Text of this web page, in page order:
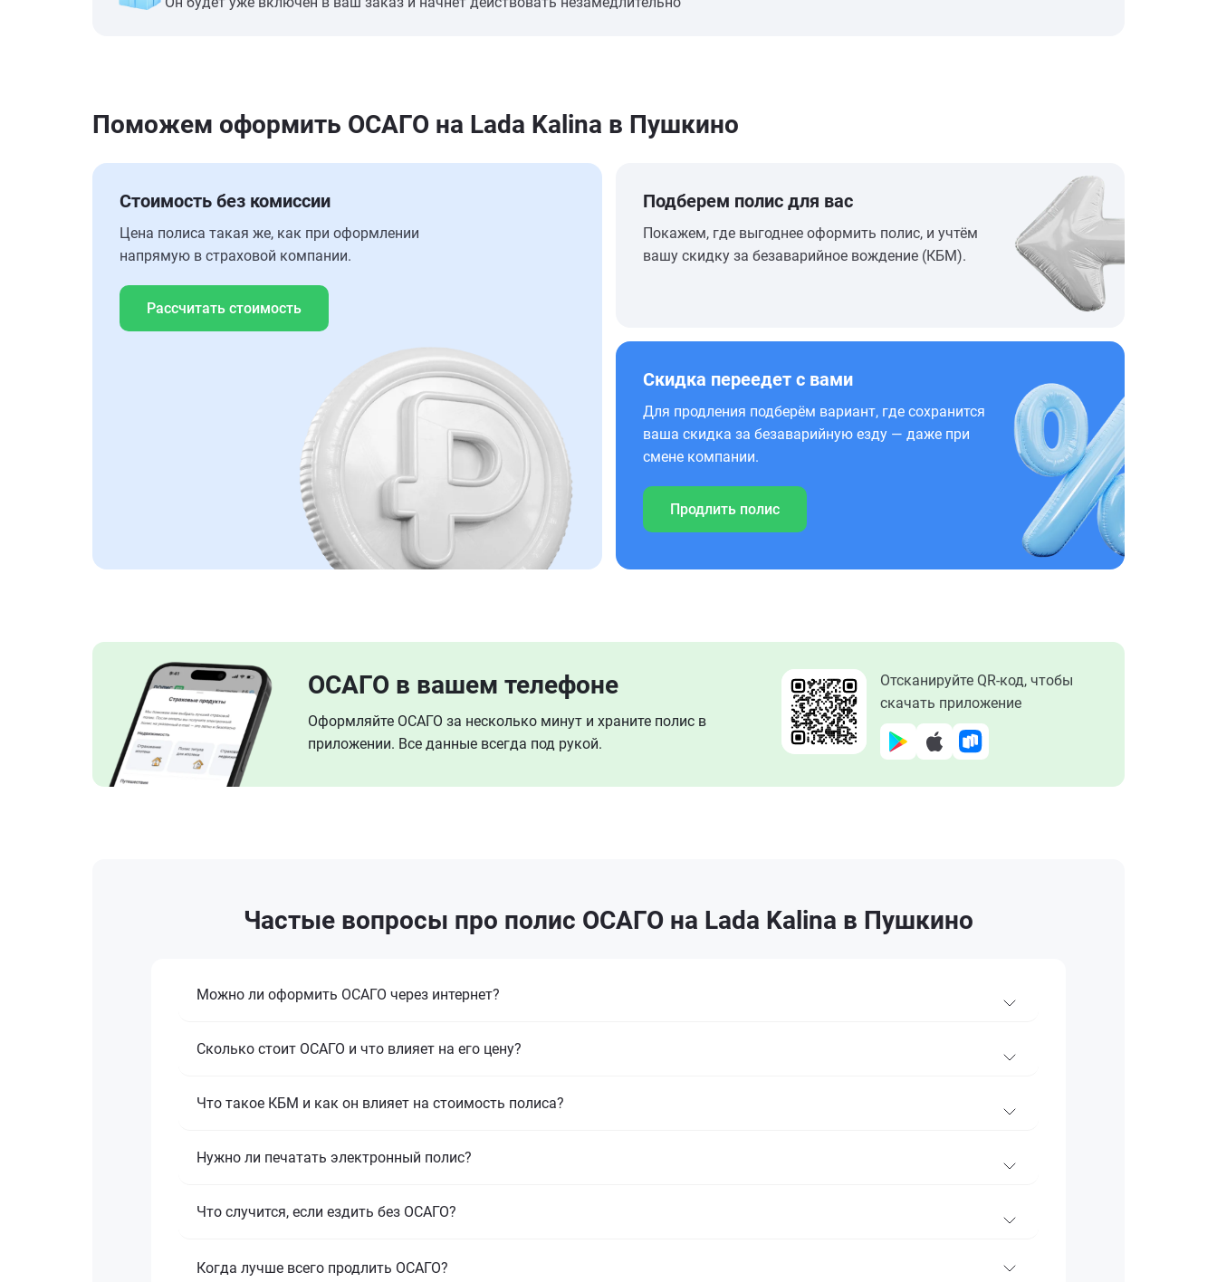
Поможем оформить ОСАГО на Lada Kalina в Пушкино
Стоимость без комиссии
Цена полиса такая же, как при оформлении
напрямую в страховой компании.
Рассчитать стоимость
Подберем полис для вас
Покажем, где выгоднее оформить полис, и учтём
вашу скидку за безаварийное вождение (КБМ).
Скидка переедет с вами
Для продления подберём вариант, где сохранится
ваша скидка за безаварийную езду — даже при
смене компании.
Продлить полис
ОСАГО в вашем телефоне
Оформляйте ОСАГО за несколько минут и храните полис в
приложении. Все данные всегда под рукой.
Отсканируйте QR-код, чтобы
скачать приложение
Частые вопросы про полис ОСАГО на Lada Kalina в Пушкино
Можно ли оформить ОСАГО через интернет?
Сколько стоит ОСАГО и что влияет на его цену?
Что такое КБМ и как он влияет на стоимость полиса?
Нужно ли печатать электронный полис?
Что случится, если ездить без ОСАГО?
Когда лучше всего продлить ОСАГО?